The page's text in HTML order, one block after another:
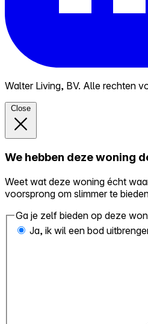
Walter Living, BV. Alle rechten
Close
We hebben deze woning
Weet wat deze woning écht
voorsprong om slimmer te
Ga je zelf bieden op deze
Ja, ik wil een bod